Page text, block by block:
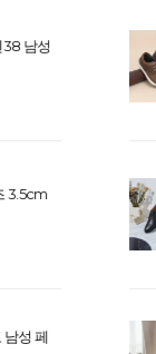
38 남성
3.5cm
남성 페